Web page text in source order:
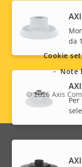
da
Per
Legal
menu
© 2026 Axis
Cookie
Note